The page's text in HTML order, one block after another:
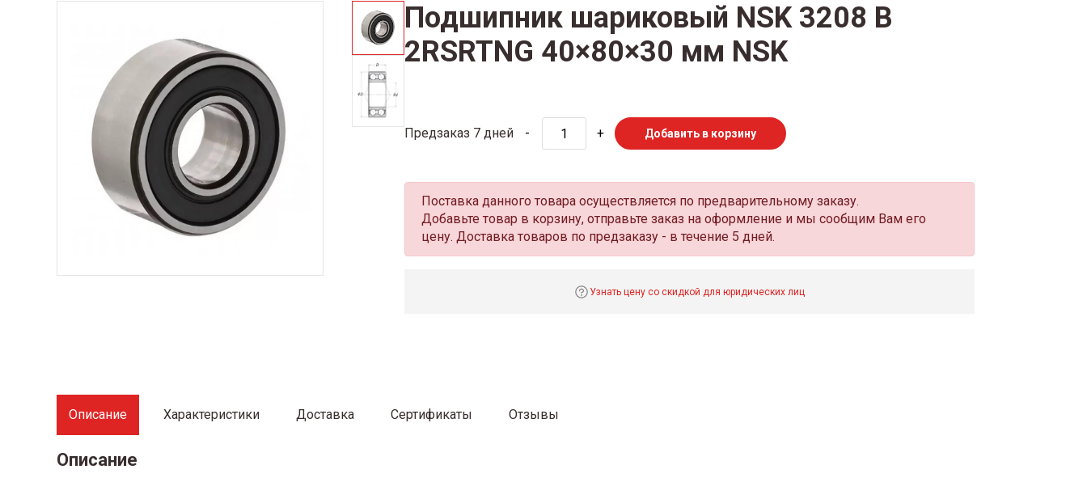
Подшипник шариковый NSK 3208 В
2RSRTNG 40×80×30 мм NSK
Предзаказ 7 дней - + Добавить в корзину
Поставка данного товара осуществляется по предварительному заказу.
Добавьте товар в корзину, отправьте заказ на оформление и мы сообщим Вам его
цену. Доставка товаров по предзаказу - в течение 5 дней.
Узнать цену со скидкой для юридических лиц
Описание Характеристики Доставка Сертификаты Отзывы
Описание